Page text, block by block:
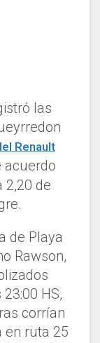
las
Renault
acuerdo
2,20 de
de Playa
Rawson,
HS,
corrían
en ruta 25